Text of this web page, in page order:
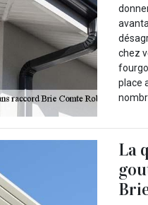
chez
place
La